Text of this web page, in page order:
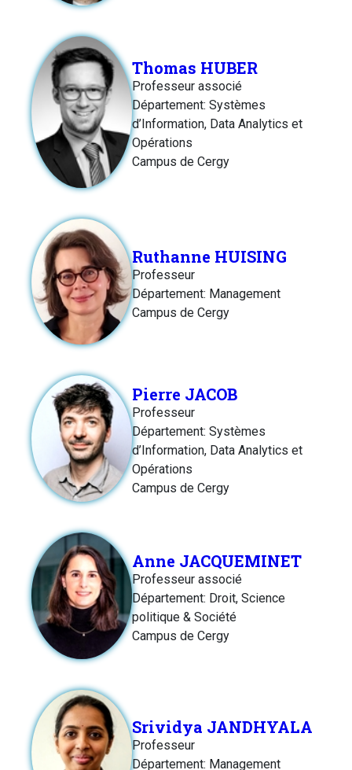
Thomas HUBER
Professeur associé
Département: Systèmes
d’Information, Data Analytics et
Opérations
Campus de Cergy
Ruthanne HUISING
Professeur
Département: Management
Campus de Cergy
Pierre JACOB
Professeur
Département: Systèmes
d’Information, Data Analytics et
Opérations
Campus de Cergy
Anne JACQUEMINET
Professeur associé
Département: Droit, Science
politique & Société
Campus de Cergy
Srividya JANDHYALA
Professeur
Département: Management